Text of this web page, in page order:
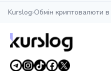
Kurslog›Обмін криптовалюти в